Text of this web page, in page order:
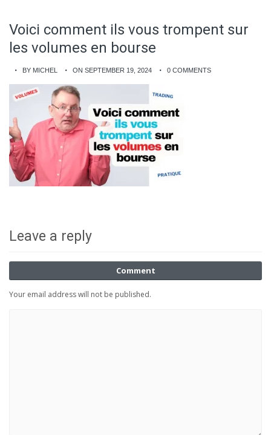
Voici comment ils vous trompent sur
les volumes en bourse
BY MICHEL ON SEPTEMBER 19, 2024 0 COMMENTS
Leave a reply
Comment
Your email address will not be published.